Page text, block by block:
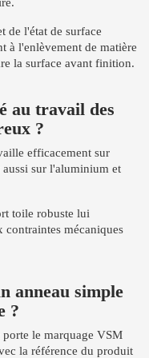
de l'état de surface
à l'enlèvement de matière
la surface avant finition.
au travail des
?
efficacement sur
sur l'aluminium et
toile robuste lui
contraintes mécaniques
anneau simple
?
porte le marquage VSM
la référence du produit